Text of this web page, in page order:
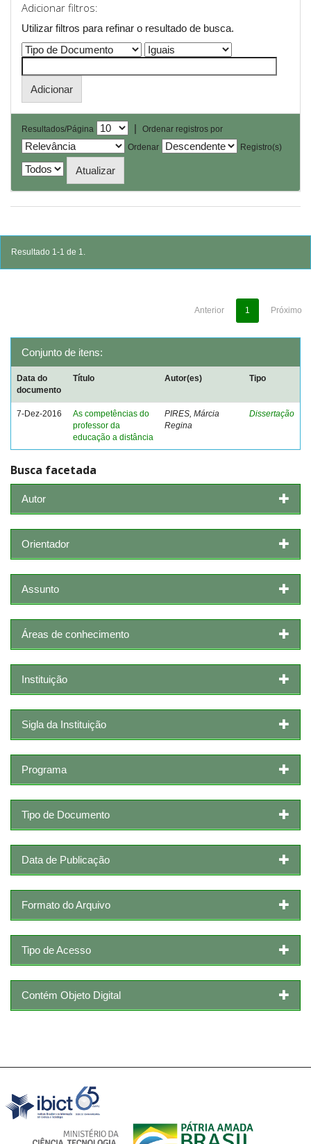
Adicionar filtros:
Utilizar filtros para refinar o resultado de busca.
Resultados/Página |
Ordenar registros por
Ordenar
Registro(s)
Resultado 1-1 de 1.
Anterior 1 Próximo
Conjunto de itens:
Data do
documento
Título Autor(es) Tipo
7-Dez-2016
As competências do
professor da
educação a distância
PIRES, Márcia
Regina
Dissertação
Busca facetada
Autor
Orientador
Assunto
Áreas de conhecimento
Instituição
Sigla da Instituição
Programa
Tipo de Documento
Data de Publicação
Formato do Arquivo
Tipo de Acesso
Contém Objeto Digital